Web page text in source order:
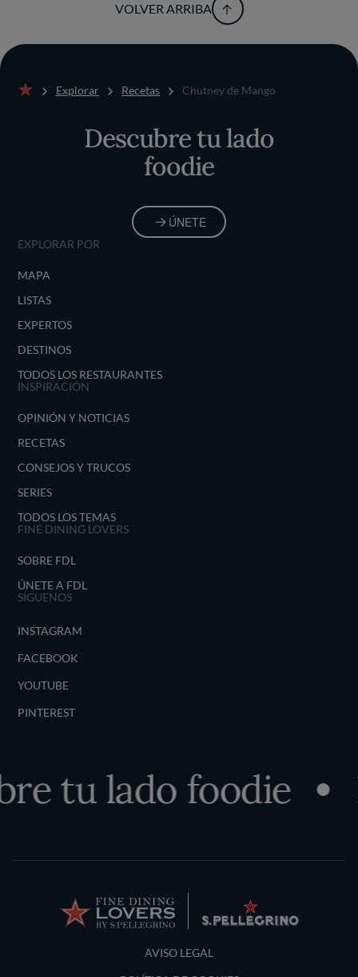
VOLVER ARRIBA
Explorar Recetas Chutney de Mango
Descubre tu lado
foodie
ÚNETE
EXPLORAR POR
MAPA
LISTAS
EXPERTOS
DESTINOS
TODOS LOS RESTAURANTES
INSPIRACIÓN
OPINIÓN Y NOTICIAS
RECETAS
CONSEJOS Y TRUCOS
SERIES
TODOS LOS TEMAS
FINE DINING LOVERS
SOBRE FDL
ÚNETE A FDL
SÍGUENOS
INSTAGRAM
FACEBOOK
YOUTUBE
PINTEREST
tu lado foodie
Terms and Conditions
AVISO LEGAL